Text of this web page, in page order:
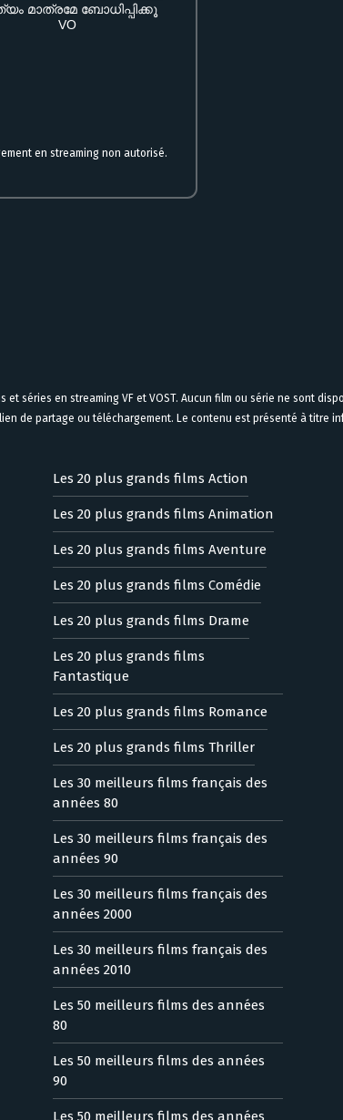
മാത്രമേ ബോധിപ്പിക്കൂ
VO
en streaming non autorisé.
séries en streaming VF et VOST. Aucun film ou série ne sont
de partage ou téléchargement. Le contenu est présenté à titre
Les 20 plus grands films Action
Les 20 plus grands films Animation
Les 20 plus grands films Aventure
Les 20 plus grands films Comédie
Les 20 plus grands films Drame
Les 20 plus grands films
Fantastique
Les 20 plus grands films Romance
Les 20 plus grands films Thriller
Les 30 meilleurs films français des
années 80
Les 30 meilleurs films français des
années 90
Les 30 meilleurs films français des
années 2000
Les 30 meilleurs films français des
années 2010
Les 50 meilleurs films des années
80
Les 50 meilleurs films des années
90
Les 50 meilleurs films des années